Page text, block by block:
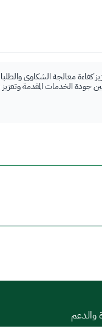
معالجة الشكاوى
جودة الخدمات المقدمة
والدعم